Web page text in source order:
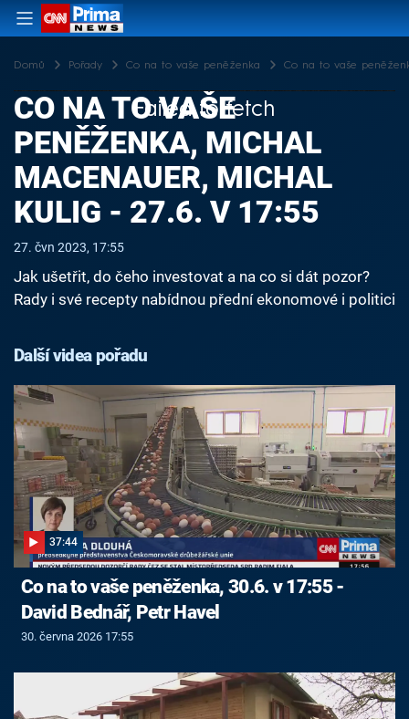
Domů Pořady Co na to vaše peněženka Co na to vaše
Failed to fetch
CO NA TO VAŠE
PENĚŽENKA, MICHAL
MACENAUER, MICHAL
KULIG - 27.6. V 17:55
27. čvn 2023, 17:55
Jak ušetřit, do čeho investovat a na co si dát pozor?
Rady i své recepty nabídnou přední ekonomové i politici
Další videa pořadu
37:44
Co na to vaše peněženka, 30.6. v 17:55 -
David Bednář, Petr Havel
30. června 2026 17:55